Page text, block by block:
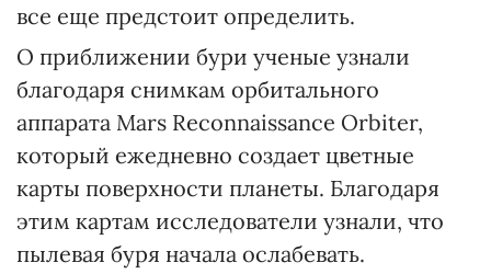
все еще предстоит определить.
О приближении бури ученые узнали
благодаря снимкам орбитального
аппарата Mars Reconnaissance Orbiter,
который ежедневно создает цветные
карты поверхности планеты. Благодаря
этим картам исследователи узнали, что
пылевая буря начала ослабевать.